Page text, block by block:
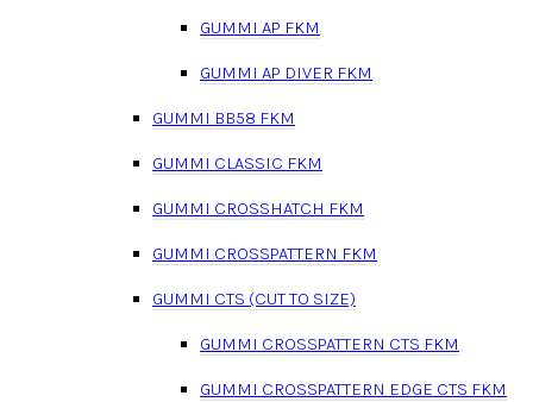
GUMMI AP FKM
GUMMI AP DIVER FKM
GUMMI BB58 FKM
GUMMI CLASSIC FKM
GUMMI CROSSHATCH FKM
GUMMI CROSSPATTERN FKM
GUMMI CTS (CUT TO SIZE)
GUMMI CROSSPATTERN CTS FKM
GUMMI CROSSPATTERN EDGE CTS FKM